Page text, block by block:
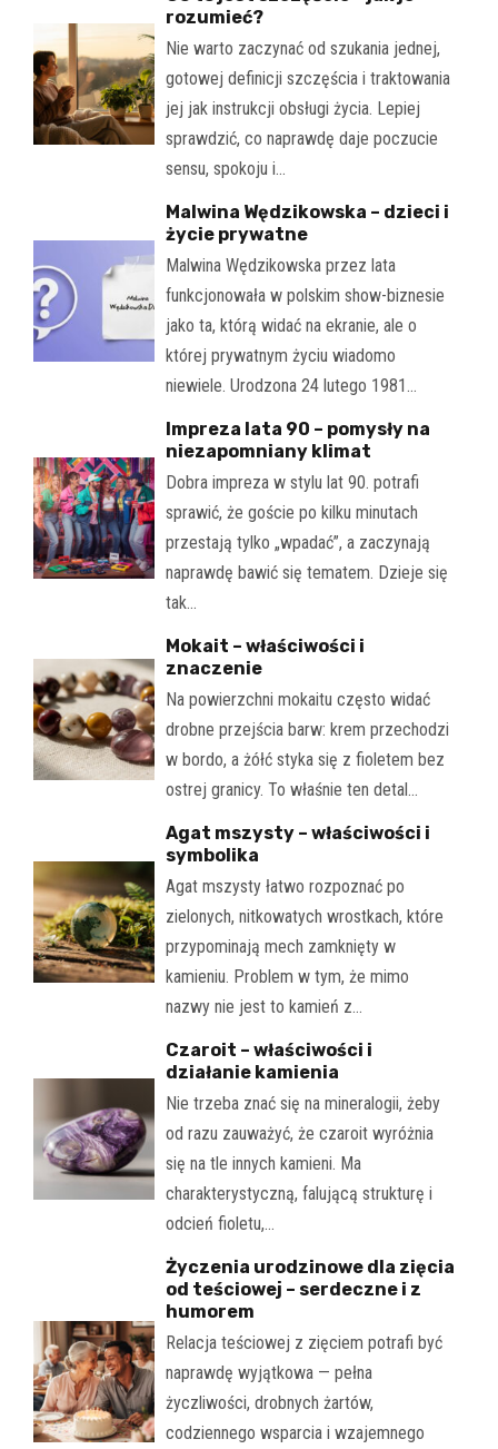
rozumieć?
Nie warto zaczynać od szukania jednej,
gotowej definicji szczęścia i traktowania
jej jak instrukcji obsługi życia. Lepiej
sprawdzić, co naprawdę daje poczucie
sensu, spokoju i…
Malwina Wędzikowska – dzieci i
życie prywatne
Malwina Wędzikowska przez lata
funkcjonowała w polskim show-biznesie
jako ta, którą widać na ekranie, ale o
której prywatnym życiu wiadomo
niewiele. Urodzona 24 lutego 1981…
Impreza lata 90 – pomysły na
niezapomniany klimat
Dobra impreza w stylu lat 90. potrafi
sprawić, że goście po kilku minutach
przestają tylko „wpadać”, a zaczynają
naprawdę bawić się tematem. Dzieje się
tak…
Mokait – właściwości i
znaczenie
Na powierzchni mokaitu często widać
drobne przejścia barw: krem przechodzi
w bordo, a żółć styka się z fioletem bez
ostrej granicy. To właśnie ten detal…
Agat mszysty – właściwości i
symbolika
Agat mszysty łatwo rozpoznać po
zielonych, nitkowatych wrostkach, które
przypominają mech zamknięty w
kamieniu. Problem w tym, że mimo
nazwy nie jest to kamień z…
Czaroit – właściwości i
działanie kamienia
Nie trzeba znać się na mineralogii, żeby
od razu zauważyć, że czaroit wyróżnia
się na tle innych kamieni. Ma
charakterystyczną, falującą strukturę i
odcień fioletu,…
Życzenia urodzinowe dla zięcia
od teściowej – serdeczne i z
humorem
Relacja teściowej z zięciem potrafi być
naprawdę wyjątkowa — pełna
życzliwości, drobnych żartów,
codziennego wsparcia i wzajemnego